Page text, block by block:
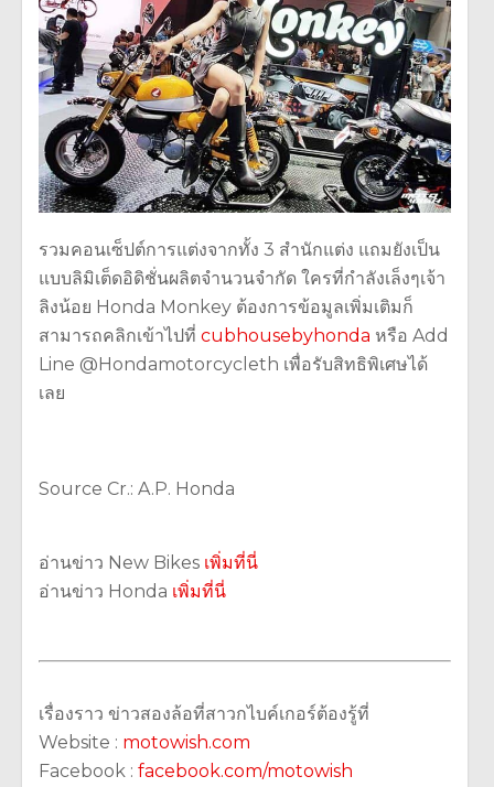
รวมคอนเซ็ปต์การแต่งจากทั้ง 3 สำนักแต่ง แถมยังเป็น
แบบลิมิเต็ดอิดิชั่นผลิตจำนวนจำกัด ใครที่กำลังเล็งๆเจ้า
ลิงน้อย Honda Monkey ต้องการข้อมูลเพิ่มเติมก็
สามารถคลิกเข้าไปที่ cubhousebyhonda หรือ Add
Line @Hondamotorcycleth เพื่อรับสิทธิพิเศษได้
เลย
Source Cr.: A.P. Honda
อ่านข่าว New Bikes เพิ่มที่นี่
อ่านข่าว Honda เพิ่มที่นี่
เรื่องราว ข่าวสองล้อที่สาวกไบค์เกอร์ต้องรู้ที่
Website : motowish.com
Facebook : facebook.com/motowish